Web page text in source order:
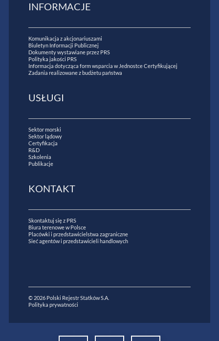
INFORMACJE
Komunikacja z akcjonariuszami
Biuletyn Informacji Publicznej
Dokumenty wystawiane przez PRS
Polityka jakości PRS
Informacja dotycząca form wsparcia w Jednostce Certyfikującej
Zadania realizowane z budżetu państwa
USŁUGI
Sektor morski
Sektor lądowy
Certyfikacja
R&D
Szkolenia
Publikacje
KONTAKT
Skontaktuj się z PRS
Biura terenowe w Polsce
Placówki i przedstawicielstwa zagraniczne
Sieć agentów i przedstawicieli handlowych
© 2026 Polski Rejestr Statków S.A.
Polityka prywatności